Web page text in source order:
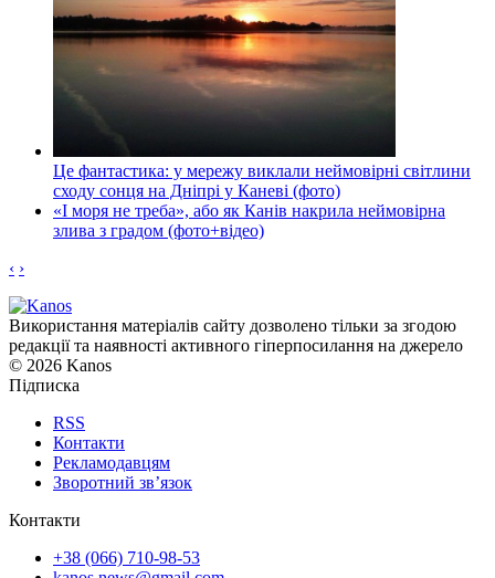
Це фантастика: у мережу виклали неймовірні світлини
сходу сонця на Дніпрі у Каневі (фото)
«І моря не треба», або як Канів накрила неймовірна
злива з градом (фото+відео)
‹ ›
Використання матеріалів сайту дозволено тільки за згодою
редакції та наявності активного гіперпосилання на джерело
© 2026 Kanos
Підписка
RSS
Контакти
Рекламодавцям
Зворотний зв’язок
Контакти
+38 (066) 710-98-53